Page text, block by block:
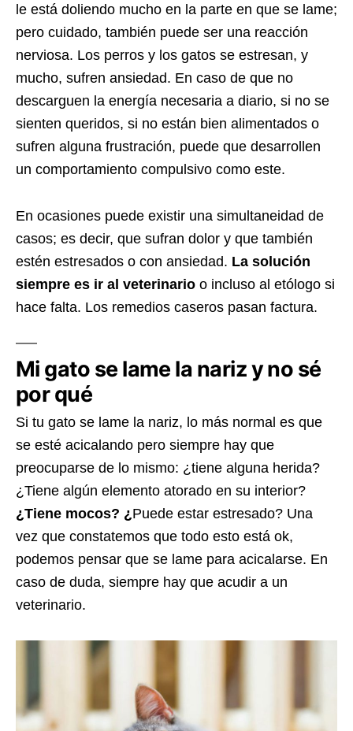
le está doliendo mucho en la parte en que se lame;
pero cuidado, también puede ser una reacción
nerviosa. Los perros y los gatos se estresan, y
mucho, sufren ansiedad. En caso de que no
descarguen la energía necesaria a diario, si no se
sienten queridos, si no están bien alimentados o
sufren alguna frustración, puede que desarrollen
un comportamiento compulsivo como este.
En ocasiones puede existir una simultaneidad de
casos; es decir, que sufran dolor y que también
estén estresados o con ansiedad. La solución
siempre es ir al veterinario o incluso al etólogo si
hace falta. Los remedios caseros pasan factura.
Mi gato se lame la nariz y no sé
por qué
Si tu gato se lame la nariz, lo más normal es que
se esté acicalando pero siempre hay que
preocuparse de lo mismo: ¿tiene alguna herida?
¿Tiene algún elemento atorado en su interior?
¿Tiene mocos? ¿Puede estar estresado? Una
vez que constatemos que todo esto está ok,
podemos pensar que se lame para acicalarse. En
caso de duda, siempre hay que acudir a un
veterinario.